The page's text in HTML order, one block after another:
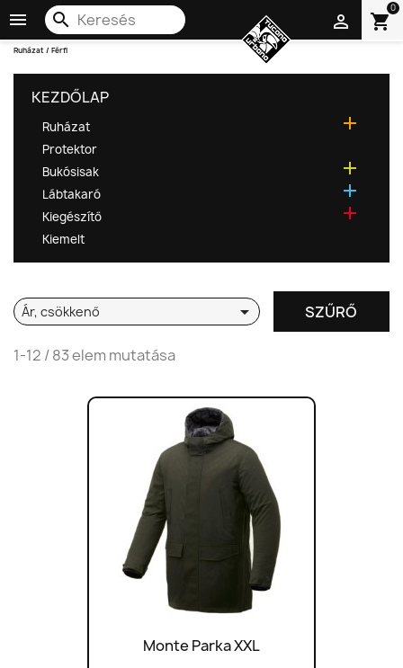
 search shopping_cart
0

Ruházat Férfi
KEZDŐLAP
Ruházat 
Protektor
Bukósisak

Lábtakaró 
Kiegészítő 
Kiemelt
Ár, csökkenő  SZŰRŐ
1-12 / 83 elem mutatása
Monte Parka XXL